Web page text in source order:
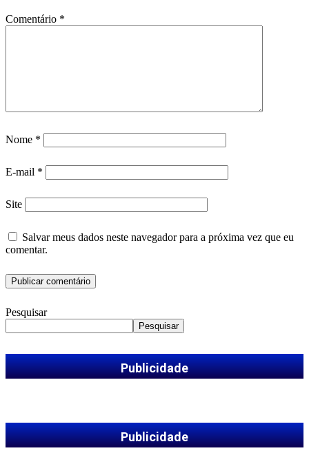
Comentário *
Nome *
E-mail *
Site
Salvar meus dados neste navegador para a próxima vez que eu
comentar.
Pesquisar
Pesquisar
Publicidade
Publicidade